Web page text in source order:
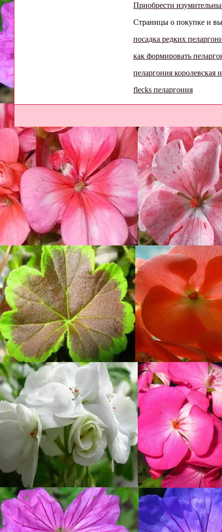
Приобрести
Страницы о покупке и
посадка редких
как формировать
пеларгония королевская
flecks пеларгония